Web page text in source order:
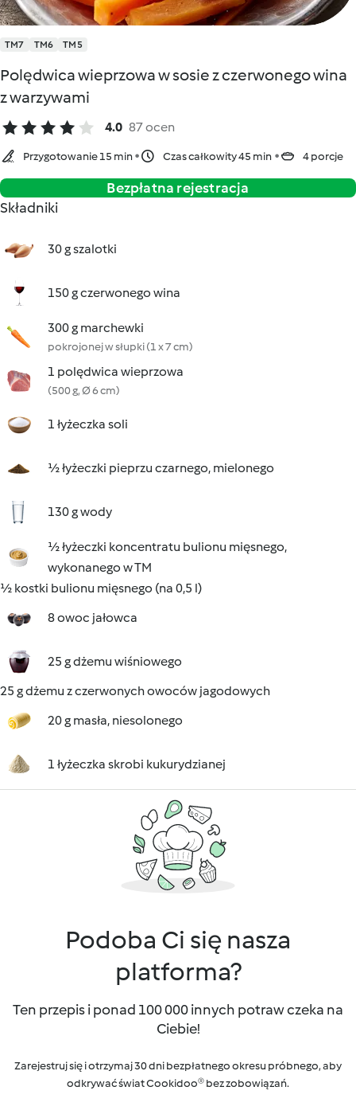
TM7 TM6 TM5
Polędwica wieprzowa w sosie z czerwonego wina
z warzywami
4.0 87 ocen
Przygotowanie 15 min Czas całkowity 45 min 4 porcje
Bezpłatna rejestracja
Składniki
30 g szalotki
150 g czerwonego wina
300 g marchewki
pokrojonej w słupki (1 x 7 cm)
1 polędwica wieprzowa
(500 g, Ø 6 cm)
1 łyżeczka soli
½ łyżeczki pieprzu czarnego, mielonego
130 g wody
½ łyżeczki koncentratu bulionu mięsnego,
wykonanego w TM
½ kostki bulionu mięsnego (na 0,5 l)
8 owoc jałowca
25 g dżemu wiśniowego
25 g dżemu z czerwonych owoców jagodowych
20 g masła, niesolonego
1 łyżeczka skrobi kukurydzianej
Podoba Ci się nasza
platforma?
Ten przepis i ponad 100 000 innych potraw czeka na
Ciebie!
Zarejestruj się i otrzymaj 30 dni bezpłatnego okresu próbnego, aby
odkrywać świat Cookidoo® bez zobowiązań.